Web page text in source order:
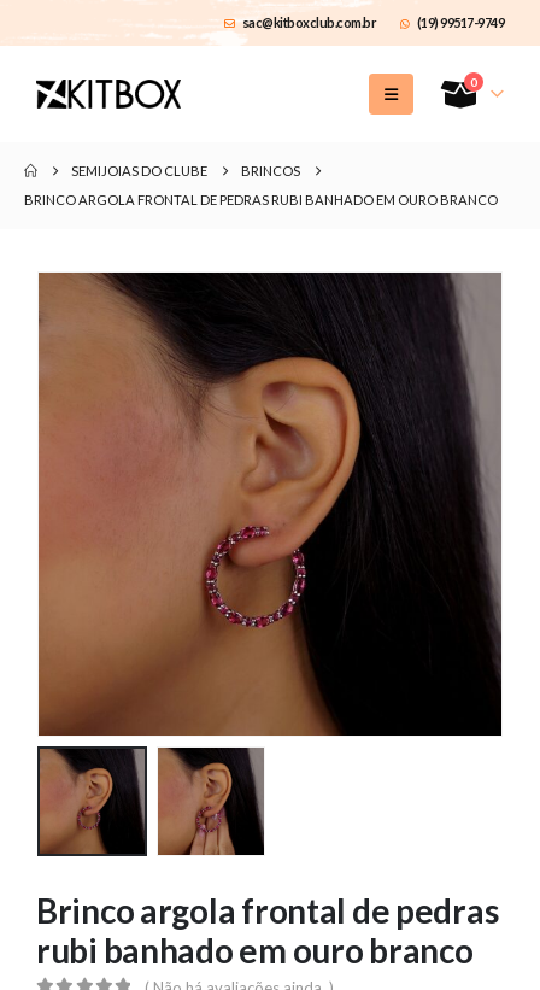
sac@kitboxclub.com.br (19) 99517-9749
0
SEMIJOIAS DO CLUBE
BRINCOS
BRINCO ARGOLA FRONTAL DE PEDRAS RUBI BANHADO EM OURO BRANCO
Brinco argola frontal de pedras
rubi banhado em ouro branco